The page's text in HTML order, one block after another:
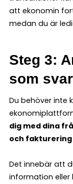
att ekonomin
medan du är
Steg 3:
som
Du behöver inte
dig med dina
och fakturering
Det innebär att
information